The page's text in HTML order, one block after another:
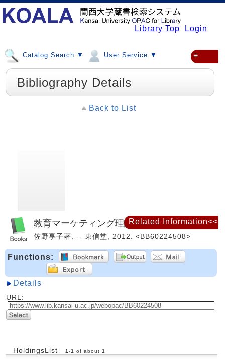
Library Top Login
Catalog Search ▼ User Service ▼ ≡
Bibliography Details
Back to List
教育マーケティング理論の新展開
佐野享子著. -- 東信堂, 2012. <BB60224508>
Functions:
Details
URL:
HoldingsList 1 -1 of about 1
Related Information<<